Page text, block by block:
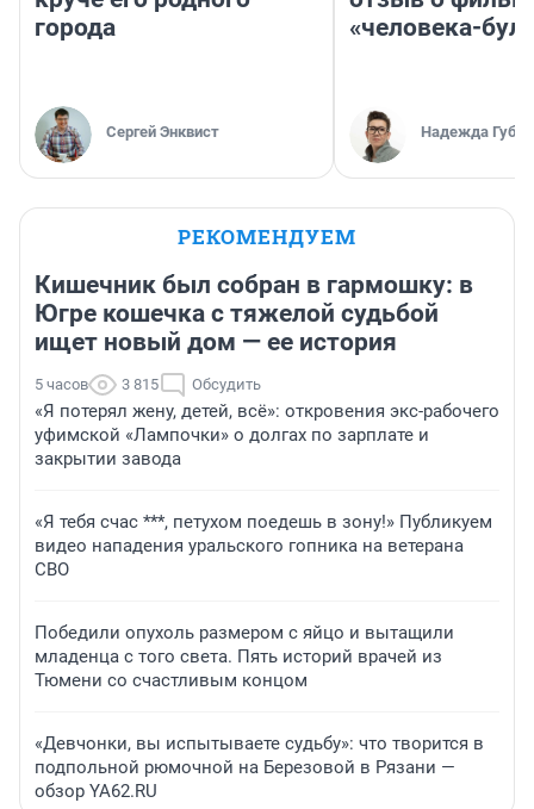
города
Сергей Энквист
«человека-
Надежда
РЕКОМЕНДУЕМ
Кишечник был собран в гармошку: в
Югре кошечка с тяжелой судьбой
ищет новый дом — ее история
5 часов 3 815 Обсудить
«Я потерял жену, детей, всё»: откровения экс-рабочего
уфимской «Лампочки» о долгах по зарплате и
закрытии завода
«Я тебя счас ***, петухом поедешь в зону!» Публикуем
видео нападения уральского гопника на ветерана
СВО
Победили опухоль размером с яйцо и вытащили
младенца с того света. Пять историй врачей из
Тюмени со счастливым концом
«Девчонки, вы испытываете судьбу»: что творится в
подпольной рюмочной на Березовой в Рязани —
обзор YA62.RU